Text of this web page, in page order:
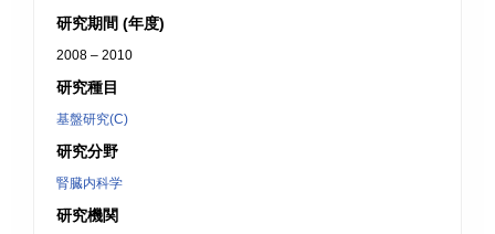
研究期間 (年度)
2008 – 2010
研究種目
基盤研究(C)
研究分野
腎臓内科学
研究機関